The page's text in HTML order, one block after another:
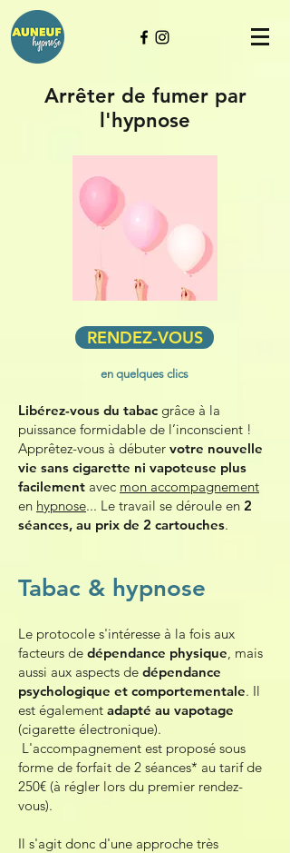
Arrêter de fumer par
l'hypnose
RENDEZ-VOUS
en quelques clics
Libérez-vous du tabac grâce à la
puissance formidable de l’inconscient !
Apprêtez-vous à débuter votre nouvelle
vie sans cigarette ni vapoteuse plus
facilement avec mon accompagnement
en hypnose... Le travail se déroule en 2
séances, au prix de 2 cartouches.
Tabac & hypnose
Le protocole s'intéresse à la fois aux
facteurs de dépendance physique, mais
aussi aux aspects de dépendance
psychologique et comportementale. Il
est également adapté au vapotage
(cigarette électronique).​
L'accompagnement est proposé sous
forme de forfait de 2 séances* au tarif de
250€ (à régler lors du premier rendez-
vous).
Il s'agit donc d'une approche très